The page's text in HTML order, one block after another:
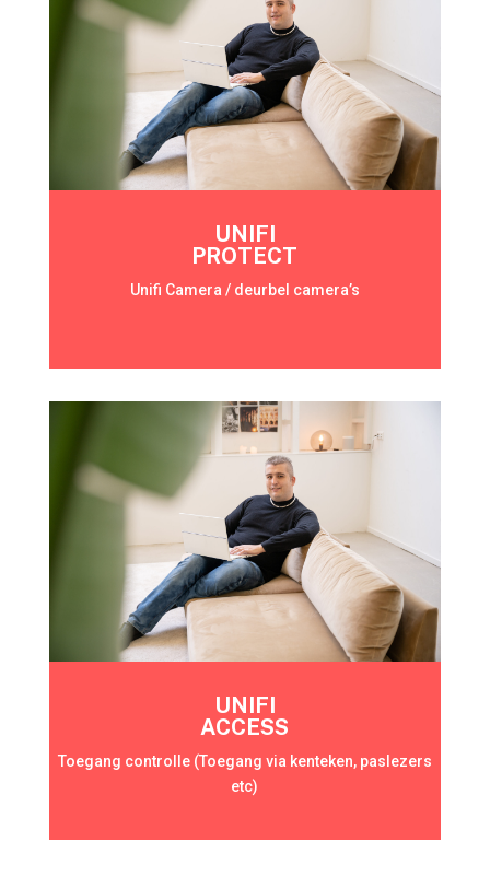
UNIFI
PROTECT
Unifi Camera / deurbel camera’s
UNIFI
ACCESS
Toegang controlle (Toegang via kenteken, paslezers
etc)